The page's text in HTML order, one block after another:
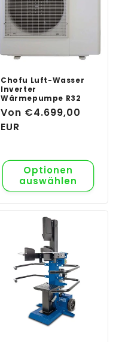
Chofu Luft-Wasser
Inverter
Wärmepumpe R32
Normaler
Preis
Von €4.699,00
EUR
Optionen
auswählen